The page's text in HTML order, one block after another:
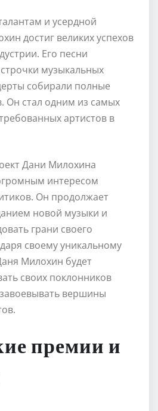
и усердной
достиг великих успехов
Его песни
музыкальных
собирали полные
Он стал одним из самых
артистов в
Дани Милохина
интересом
Он продолжает
новой музыки и
грани своего
своему уникальному
Милохин будет
своих поклонников
вершины
премии и